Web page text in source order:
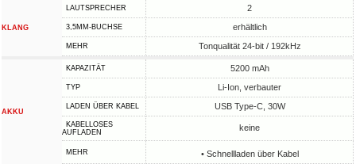
KLANG
LAUTSPRECHER 2
3,5MM-BUCHSE erhältlich
MEHR Tonqualität 24-bit / 192kHz
AKKU
KAPAZITÄT 5200 mAh
TYP Li-Ion, verbauter
LADEN ÜBER KABEL USB Type-C, 30W
KABELLOSES
AUFLADEN
keine
MEHR • Schnellladen über Kabel